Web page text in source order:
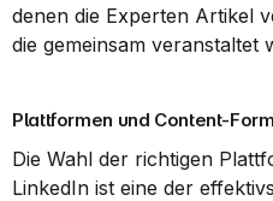
denen die Experten Artikel
die gemeinsam veranstaltet
Plattformen und Content-
Die Wahl der richtigen
LinkedIn ist eine der